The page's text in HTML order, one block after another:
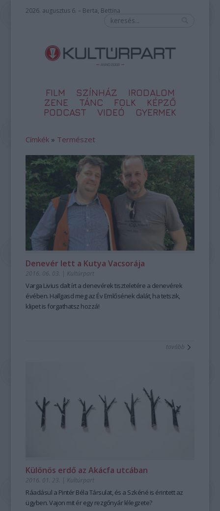
2026. augusztus 6. – Berta, Bettina
FILM SZÍNHÁZ
IRODALOM
ZENE
TÁNC FOLK
KÉPZŐ
PODCAST
VIDEÓ GYERMEK
Címkék » Természet
Denevér lett a Kutya Vacsorája
2016. 06. 03. | Kultúrpart
Varga Livius dalt írt a denevérek tiszteletére a denevérek
évében. Hallgasd meg az Év Emlősének dalát, ha tetszik,
klipet is forgathatsz hozzá!
tovább
Különös erdő az Akácfa utcában
2016. 01. 23. | Kultúrpart
Ráadásul a Pintér Béla Társulat, és a Szkéné is érintett az
ügyben. Vajon mit ér egy rezgőnyár lélegzete?